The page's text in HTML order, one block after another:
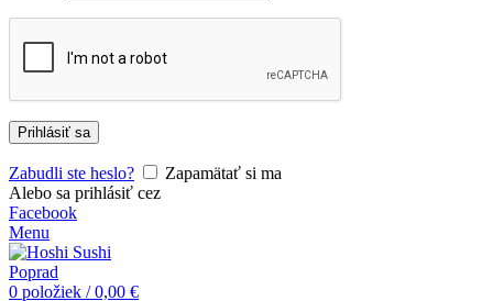
Prihlásiť sa
Zabudli ste heslo?
Zapamätať si ma
Alebo sa prihlásiť cez
Facebook
Menu
0 položiek / 0,00 €